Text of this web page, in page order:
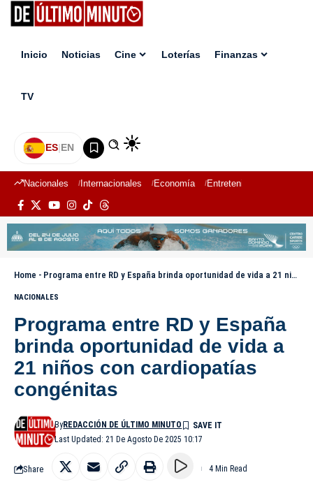
Inicio Noticias Cine Loterías Finanzas
TV
ES|EN
Nacionales Internacionales Economía Entretenimiento
Home - Programa entre RD y España brinda oportunidad de vida a 21 niños con cardiopatías congénitas
NACIONALES
Programa entre RD y España
brinda oportunidad de vida a
21 niños con cardiopatías
congénitas
Last Updated: 21 De Agosto De 2025 10:17
ByREDACCIÓN DE ÚLTIMO MINUTO
Share 4 Min Read